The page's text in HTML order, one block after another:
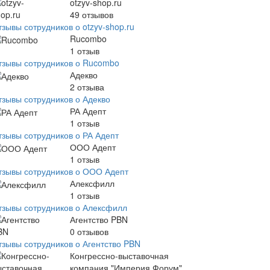
otzyv-shop.ru
49 отзывов
сотрудников о otzyv-shop.ru
Rucombo
1 отзыв
сотрудников о Rucombo
Адекво
2 отзыва
сотрудников о Адекво
РА Адепт
1 отзыв
сотрудников о РА Адепт
ООО Адепт
1 отзыв
сотрудников о ООО Адепт
Алексфилл
1 отзыв
сотрудников о Алексфилл
Агентство PBN
0 отзывов
сотрудников о Агентство PBN
Конгрессно-выставочная
компания "Империя Форум"